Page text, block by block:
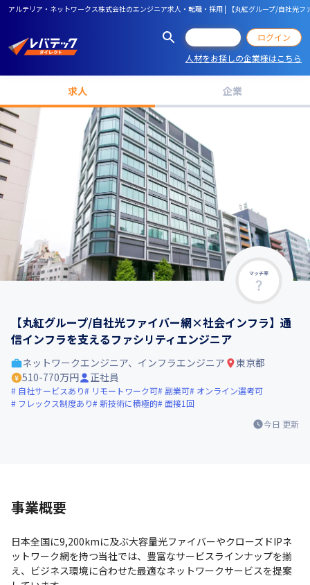
アルテリア・ネットワークス株式会社のエンジニア求人・転職・採用 | 【丸紅グループ/自社光
ログイン
人材をお探しの企業様はこちら
求人 企業
マッチ率
【丸紅グループ/自社光ファイバー網×社会インフラ】通
信インフラを支えるファシリティエンジニア
今日 更新
ネットワークエンジニア、インフラエンジニア
東京都
510-770万円
正社員
自社サービスあり リモートワーク可 副業可
オンライン選考可
フレックス制度あり
新技術に積極的 面接1回
事業概要
日本全国に9,200kmに及ぶ大容量光ファイバーやクローズドIPネ
ットワーク網を持つ当社では、豊富なサービスラインナップを揃
え、ビジネス環境に合わせた最適なネットワークサービスを提案